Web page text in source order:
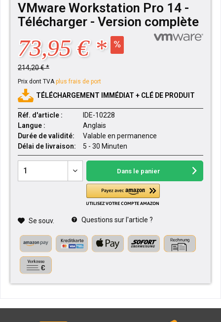
VMware Workstation Pro 14 -
Télécharger - Version complète
73,95 € *
214,20 € *
Prix dont TVAplus frais de port
TÉLÉCHARGEMENT IMMÉDIAT + CLÉ DE PRODUIT
Réf. d'article :
IDE-10228
Langue :
Anglais
Durée de validité:
Valable en permanence
Délai de livraison:
5 - 30 Minuten
Dans le panier
Se souv. Questions sur l'article ?